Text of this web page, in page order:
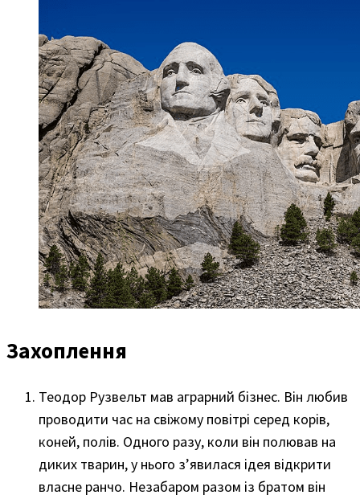
Захоплення
Теодор Рузвельт мав аграрний бізнес. Він любив
проводити час на свіжому повітрі серед корів,
коней, полів. Одного разу, коли він полював на
диких тварин, у нього з’явилася ідея відкрити
власне ранчо. Незабаром разом із братом він